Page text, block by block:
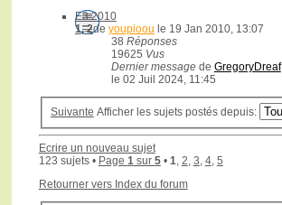
E3 2010
1,2de youpioou le 19 Jan 2010, 13:07
38 Réponses
19625 Vus
Dernier message de GregoryDreaf
le 02 Juil 2024, 11:45
Suivante Afficher les sujets postés depuis:
Ecrire un nouveau sujet
123 sujets • Page 1sur 5• 1, 2, 3, 4, 5
Retourner vers Index du forum